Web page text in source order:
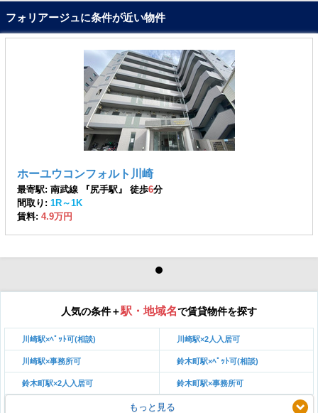
フォリアージュに条件が近い物件
ホーユウコンフォルト川崎
最寄駅: 南武線 『尻手駅』 徒歩6分
間取り: 1R～1K
賃料: 4.9万円
人気の条件＋駅・地域名で賃貸物件を探す
川崎駅×ﾍﾟｯﾄ可(相談) 川崎駅×2人入居可
川崎駅×事務所可 鈴木町駅×ﾍﾟｯﾄ可(相談)
鈴木町駅×2人入居可 鈴木町駅×事務所可
もっと見る